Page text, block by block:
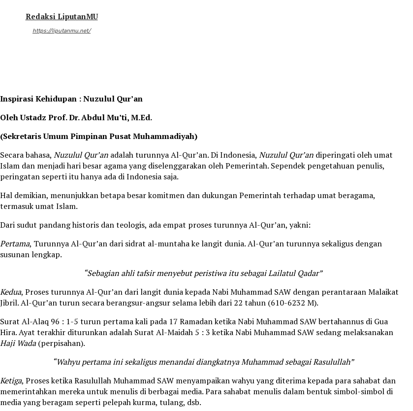
Redaksi LiputanMU
https://liputanmu.net/
Inspirasi Kehidupan : Nuzulul Qur’an
Oleh Ustadz Prof. Dr. Abdul Mu’ti, M.Ed.
(Sekretaris Umum Pimpinan Pusat Muhammadiyah)
Secara bahasa, Nuzulul Qur’an adalah turunnya Al-Qur’an. Di Indonesia, Nuzulul Qur’an diperingati oleh umat
Islam dan menjadi hari besar agama yang diselenggarakan oleh Pemerintah. Sependek pengetahuan penulis,
peringatan seperti itu hanya ada di Indonesia saja.
Hal demikian, menunjukkan betapa besar komitmen dan dukungan Pemerintah terhadap umat beragama,
termasuk umat Islam.
Dari sudut pandang historis dan teologis, ada empat proses turunnya Al-Qur’an, yakni:
Pertama, Turunnya Al-Qur’an dari sidrat al-muntaha ke langit dunia. Al-Qur’an turunnya sekaligus dengan
susunan lengkap.
“Sebagian ahli tafsir menyebut peristiwa itu sebagai Lailatul Qadar”
Kedua, Proses turunnya Al-Qur’an dari langit dunia kepada Nabi Muhammad SAW dengan perantaraan Malaikat
Jibril. Al-Qur’an turun secara berangsur-angsur selama lebih dari 22 tahun (610-6232 M).
Surat Al-Alaq 96 : 1-5 turun pertama kali pada 17 Ramadan ketika Nabi Muhammad SAW bertahannus di Gua
Hira. Ayat terakhir diturunkan adalah Surat Al-Maidah 5 : 3 ketika Nabi Muhammad SAW sedang melaksanakan
Haji Wada(perpisahan).
“Wahyu pertama ini sekaligus menandai diangkatnya Muhammad sebagai Rasulullah”
Ketiga, Proses ketika Rasulullah Muhammad SAW menyampaikan wahyu yang diterima kepada para sahabat dan
memerintahkan mereka untuk menulis di berbagai media. Para sahabat menulis dalam bentuk simbol-simbol di
media yang beragam seperti pelepah kurma, tulang, dsb.